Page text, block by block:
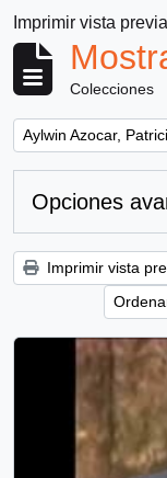
Imprimir vista previa
Colecciones
Remove filter:
Aylwin Azocar,
Opciones
Imprimir vista